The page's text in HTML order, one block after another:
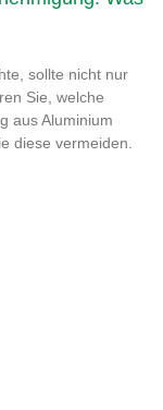
sollte nicht nur
Sie, welche
aus Aluminium
diese vermeiden.